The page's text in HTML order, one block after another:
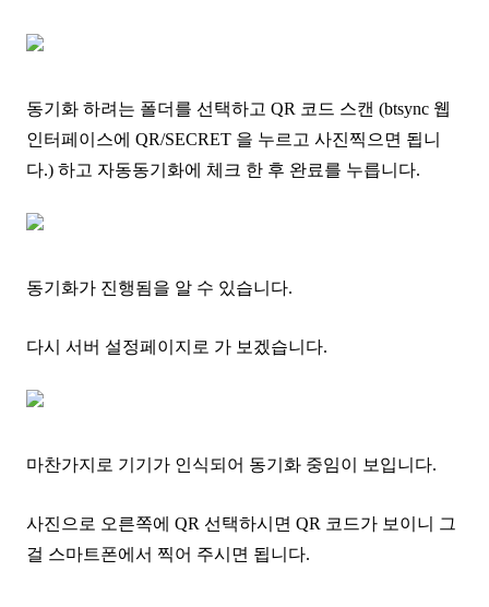
동기화 하려는 폴더를 선택하고 QR 코드 스캔 (btsync 웹
인터페이스에 QR/SECRET 을 누르고 사진찍으면 됩니
다.) 하고 자동동기화에 체크 한 후 완료를 누릅니다.
동기화가 진행됨을 알 수 있습니다.
다시 서버 설정페이지로 가 보겠습니다.
마찬가지로 기기가 인식되어 동기화 중임이 보입니다.
사진으로 오른쪽에 QR 선택하시면 QR 코드가 보이니 그
걸 스마트폰에서 찍어 주시면 됩니다.